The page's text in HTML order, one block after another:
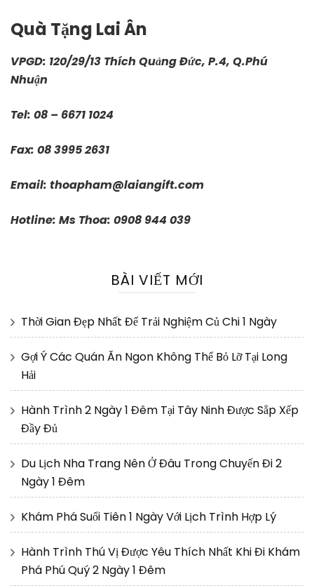
Quà Tặng Lai Ân
VPGD: 120/29/13 Thích Quảng Đức, P.4, Q.Phú
Nhuận
Tel: 08 – 6671 1024
Fax: 08 3995 2631
Email: thoapham@laiangift.com
Hotline: Ms Thoa: 0908 944 039
BÀI VIẾT MỚI
Thời Gian Đẹp Nhất Để Trải Nghiệm Củ Chi 1 Ngày
Gợi Ý Các Quán Ăn Ngon Không Thể Bỏ Lỡ Tại Long
Hải
Hành Trình 2 Ngày 1 Đêm Tại Tây Ninh Được Sắp Xếp
Đầy Đủ
Du Lịch Nha Trang Nên Ở Đâu Trong Chuyến Đi 2
Ngày 1 Đêm
Khám Phá Suối Tiên 1 Ngày Với Lịch Trình Hợp Lý
Hành Trình Thú Vị Được Yêu Thích Nhất Khi Đi Khám
Phá Phú Quý 2 Ngày 1 Đêm